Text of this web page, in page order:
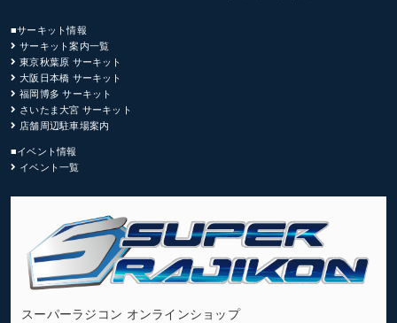
■サーキット情報
サーキット案内一覧
東京秋葉原 サーキット
大阪日本橋 サーキット
福岡博多 サーキット
さいたま大宮 サーキット
店舗周辺駐車場案内
■イベント情報
イベント一覧
スーパーラジコン オンラインショップ